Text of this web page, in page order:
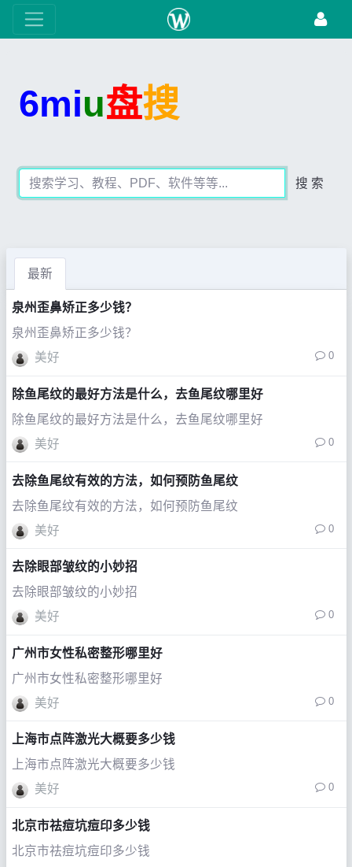
6miu盘搜
搜 索
最新
泉州歪鼻矫正多少钱？
泉州歪鼻矫正多少钱？
美好
0
除鱼尾纹的最好方法是什么，去鱼尾纹哪里好
除鱼尾纹的最好方法是什么，去鱼尾纹哪里好
美好
0
去除鱼尾纹有效的方法，如何预防鱼尾纹
去除鱼尾纹有效的方法，如何预防鱼尾纹
美好
0
去除眼部皱纹的小妙招
去除眼部皱纹的小妙招
美好
0
广州市女性私密整形哪里好
广州市女性私密整形哪里好
美好
0
上海市点阵激光大概要多少钱
上海市点阵激光大概要多少钱
美好
0
北京市祛痘坑痘印多少钱
北京市祛痘坑痘印多少钱